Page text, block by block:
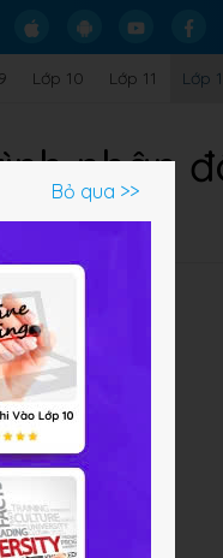
Lớp 10 Lớp 11 Lớp
nhân
Bỏ qua >>